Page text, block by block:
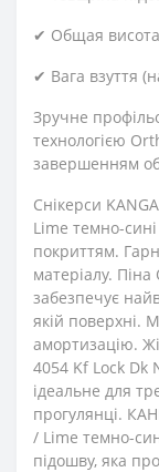
✔ Oбщая
✔ Вага взуття
Зручне
технологією
завершенням
Снікерси
Lime темно-
покриттям.
матеріалу.
забезпечує
якій поверхні.
амортизацію.
4054 Kf Lock Dk
ідеальне для
прогулянці.
/ Lime темно-
підошву, яка